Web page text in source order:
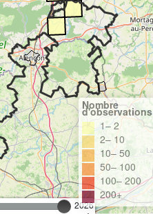
2026
Nombre
d'observations
1– 2
2– 10
10– 50
50– 100
100– 200
200+